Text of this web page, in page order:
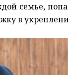
семье,
в